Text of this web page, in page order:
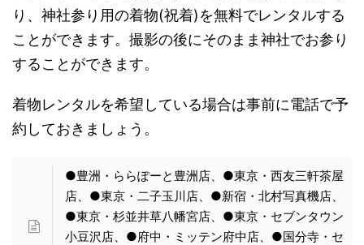
り、神社参り用の着物(祝着)を無料でレンタルする
ことができます。撮影の後にそのまま神社でお参り
することができます。
着物レンタルを希望している場合は事前に電話で予
約しておきましょう。
●豊洲・ららぽーと豊洲店、●東京・西友三軒茶屋
店、●東京・二子玉川店、●新宿・北村写真機店、
●東京・杉並井草八幡宮店、●東京・セブンタウン
小豆沢店、●府中・ミッテン府中店、●国分寺・セ